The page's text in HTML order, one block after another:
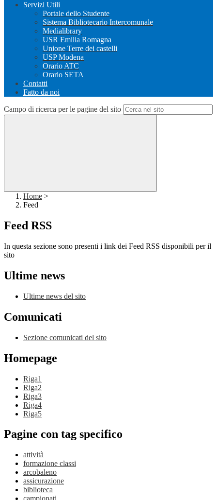
Servizi Utili
Portale dello Studente
Sistema Bibliotecario Intercomunale
Medialibrary
USR Emilia Romagna
Unione Terre dei castelli
USP Modena
Orario ATC
Orario SETA
Contatti
Fatto da noi
Campo di ricerca per le pagine del sito
Home >
Feed
Feed RSS
In questa sezione sono presenti i link dei Feed RSS disponibili per il
sito
Ultime news
Ultime news del sito
Comunicati
Sezione comunicati del sito
Homepage
Riga1
Riga2
Riga3
Riga4
Riga5
Pagine con tag specifico
attività
formazione classi
arcobaleno
assicurazione
biblioteca